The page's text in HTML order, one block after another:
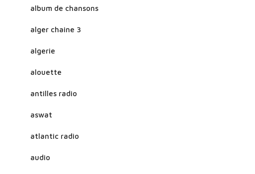
album de chansons
alger chaine 3
algerie
alouette
antilles radio
aswat
atlantic radio
audio